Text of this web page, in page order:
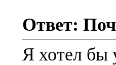
Ответ:
Я хотел бы